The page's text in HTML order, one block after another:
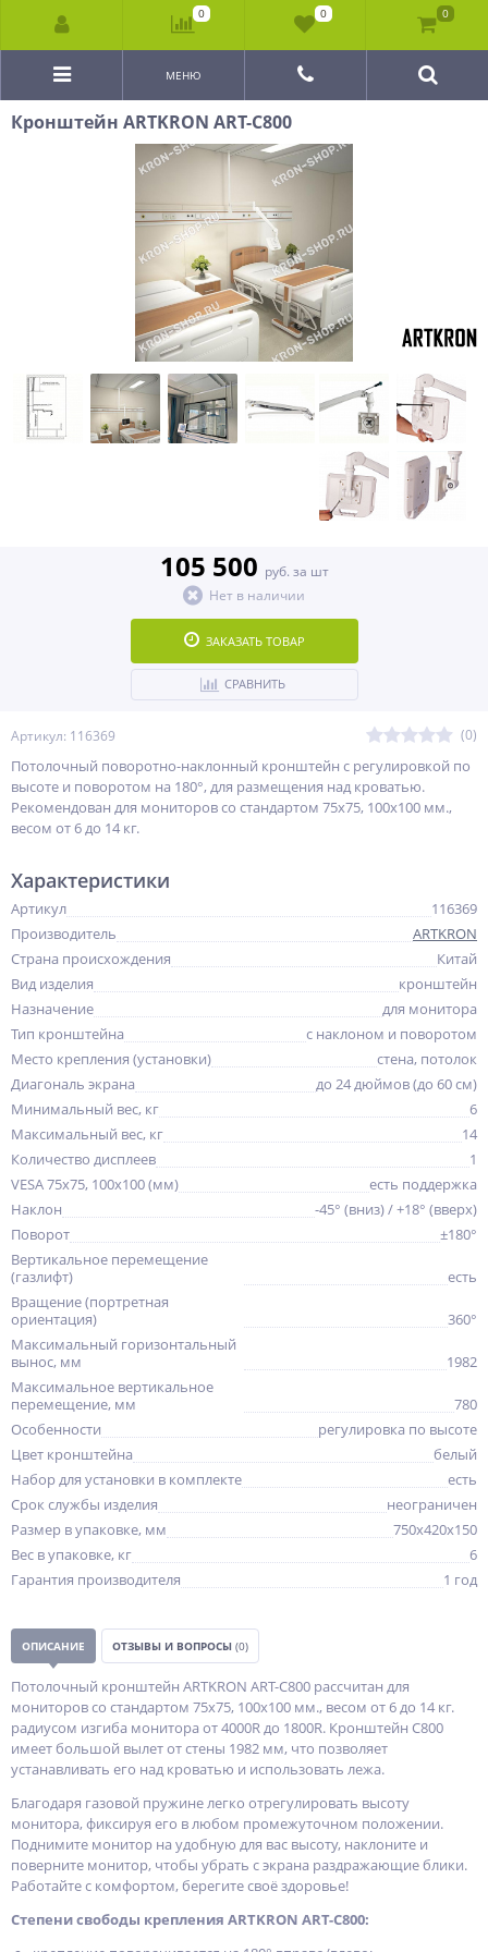
МЕНЮ
Кронштейн ARTKRON ART-C800
Артикул: 116369 (0)
Потолочный поворотно-наклонный кронштейн c регулировкой по
высоте и поворотом на 180°, для размещения над кроватью.
Рекомендован для мониторов со стандартом 75х75, 100х100 мм.,
весом от 6 до 14 кг.
105 500 руб. за шт
Нет в наличии
ЗАКАЗАТЬ ТОВАР
СРАВНИТЬ
Характеристики
Артикул
116369
Производитель
ARTKRON
Страна происхождения
Китай
Вид изделия
кронштейн
Назначение
для монитора
Тип кронштейна
с наклоном и поворотом
Место крепления (установки)
стена, потолок
Диагональ экрана
до 24 дюймов (до 60 см)
Минимальный вес, кг
6
Максимальный вес, кг
14
Количество дисплеев
1
VESA 75x75, 100x100 (мм)
есть поддержка
Наклон
-45° (вниз) / +18° (вверх)
Поворот
±180°
Вертикальное перемещение
(газлифт)
есть
Вращение (портретная
ориентация)
360°
Максимальный горизонтальный
вынос, мм
1982
Максимальное вертикальное
перемещение, мм
780
Особенности
регулировка по высоте
Цвет кронштейна
белый
Набор для установки в комплекте
есть
Срок службы изделия
неограничен
Размер в упаковке, мм
750x420x150
Вес в упаковке, кг
6
Гарантия производителя
1 год
ОПИСАНИЕ ОТЗЫВЫ И ВОПРОСЫ (0)
Потолочный кронштейн ARTKRON ART-C800 рассчитан для
мониторов со стандартом 75х75, 100х100 мм., весом от 6 до 14 кг.
радиусом изгиба монитора от 4000R до 1800R. Кронштейн C800
имеет большой вылет от стены 1982 мм, что позволяет
устанавливать его над кроватью и использовать лежа.
Благодаря газовой пружине легко отрегулировать высоту
монитора, фиксируя его в любом промежуточном положении.
Поднимите монитор на удобную для вас высоту, наклоните и
поверните монитор, чтобы убрать с экрана раздражающие блики.
Работайте с комфортом, берегите своё здоровье!
Степени свободы крепления ARTKRON ART-C800:
0 0 0